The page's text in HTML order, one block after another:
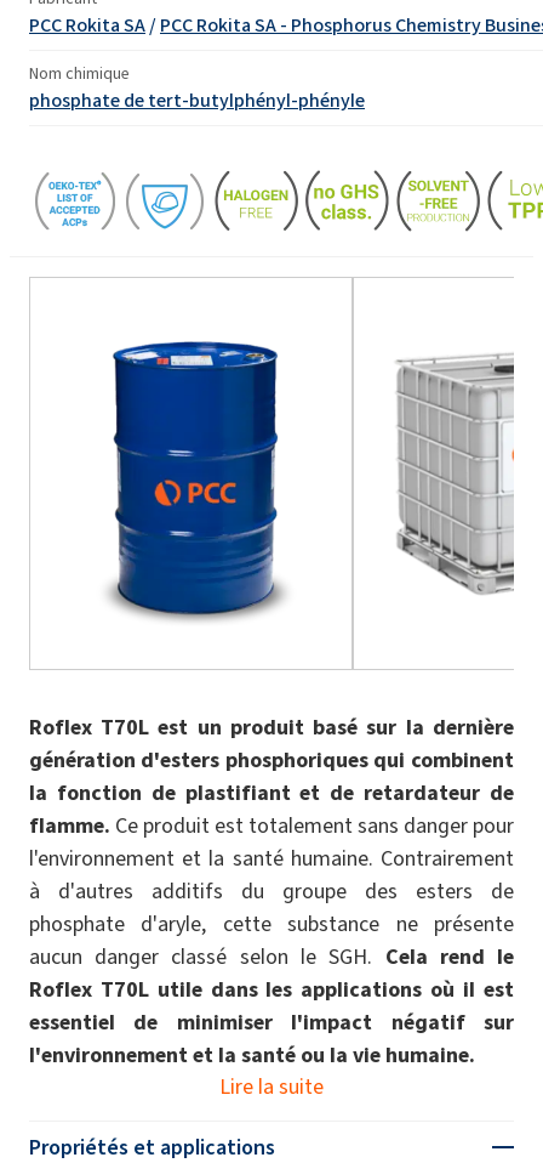
PCC Rokita SA/PCC Rokita SA - Phosphorus Chemistry
Nom chimique
phosphate de tert-butylphényl-phényle
Roflex T70L est un produit basé sur la dernière
génération d'esters phosphoriques qui combinent
la fonction de plastifiant et de retardateur de
flamme. Ce produit est totalement sans danger pour
l'environnement et la santé humaine. Contrairement
à d'autres additifs du groupe des esters de
phosphate d'aryle, cette substance ne présente
aucun danger classé selon le SGH. Cela rend le
Roflex T70L utile dans les applications où il est
essentiel de minimiser l'impact négatif sur
l'environnement et la santé ou la vie humaine.
Lire la suite
Propriétés et applications